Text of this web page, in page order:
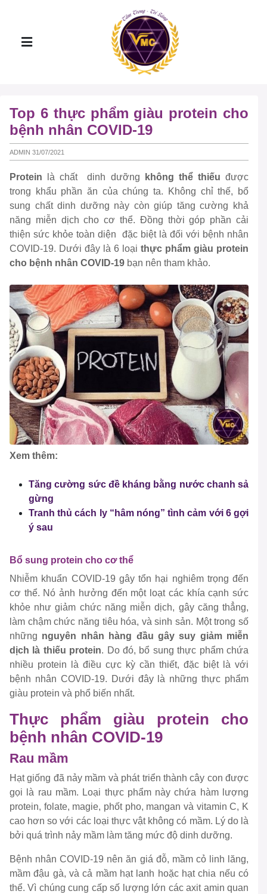
Top 6 thực phẩm giàu protein cho
bệnh nhân COVID-19
ADMIN 31/07/2021
Protein là chất dinh dưỡng không thể thiếu được
trong khẩu phần ăn của chúng ta. Không chỉ thế, bổ
sung chất dinh dưỡng này còn giúp tăng cường khả
năng miễn dịch cho cơ thể. Đồng thời góp phần cải
thiện sức khỏe toàn diện đặc biệt là đối với bệnh nhân
COVID-19. Dưới đây là 6 loại thực phẩm giàu protein
cho bệnh nhân COVID-19 bạn nên tham khảo.
Xem thêm:
Tăng cường sức đề kháng bằng nước chanh sả
gừng
Tranh thủ cách ly “hâm nóng” tình cảm với 6 gợi
ý sau
Bổ sung protein cho cơ thể
Nhiễm khuẩn COVID-19 gây tổn hại nghiêm trọng đến
cơ thể. Nó ảnh hưởng đến một loạt các khía cạnh sức
khỏe như giảm chức năng miễn dịch, gây căng thẳng,
làm chậm chức năng tiêu hóa, và sinh sản. Một trong số
những nguyên nhân hàng đầu gây suy giảm miễn
dịch là thiếu protein. Do đó, bổ sung thực phẩm chứa
nhiều protein là điều cực kỳ cần thiết, đặc biệt là với
bệnh nhân COVID-19. Dưới đây là những thực phẩm
giàu protein và phổ biến nhất.
Thực phẩm giàu protein cho
bệnh nhân COVID-19
Rau mầm
Hạt giống đã nảy mầm và phát triển thành cây con được
gọi là rau mầm. Loại thực phẩm này chứa hàm lượng
protein, folate, magie, phốt pho, mangan và vitamin C, K
cao hơn so với các loại thực vật không có mầm. Lý do là
bởi quá trình nảy mầm làm tăng mức độ dinh dưỡng.
Bệnh nhân COVID-19 nên ăn giá đỗ, mầm cỏ linh lăng,
mầm đậu gà, và cả mầm hạt lanh hoặc hạt chia nếu có
thể. Vì chúng cung cấp số lượng lớn các axit amin quan